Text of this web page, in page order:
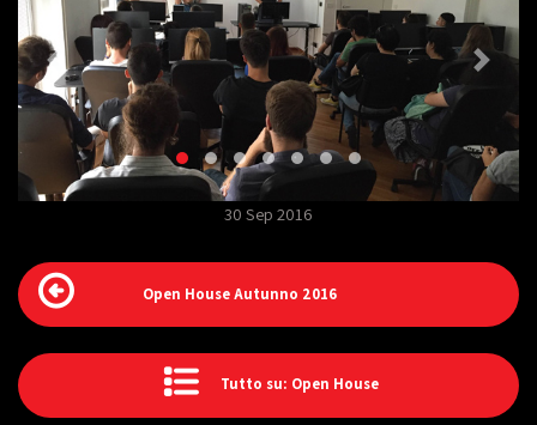
30 Sep 2016
Open House Autunno 2016
Tutto su: Open House